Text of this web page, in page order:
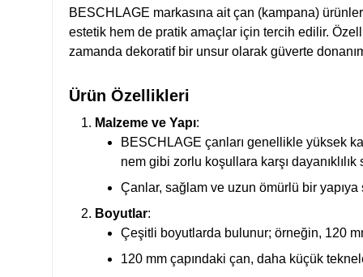
BESCHLAGE markasına ait çan (kampana)
estetik hem de pratik amaçlar için tercih edilir.
zamanda dekoratif bir unsur olarak güverte
Ürün Özellikleri
Malzeme ve Yapı:
BESCHLAGE çanları genellikle yüksek
nem gibi zorlu koşullara karşı dayanıklılık
Çanlar, sağlam ve uzun ömürlü bir
Boyutlar:
Çeşitli boyutlarda bulunur; örneğin, 120
120 mm çapındaki çan, daha küçük